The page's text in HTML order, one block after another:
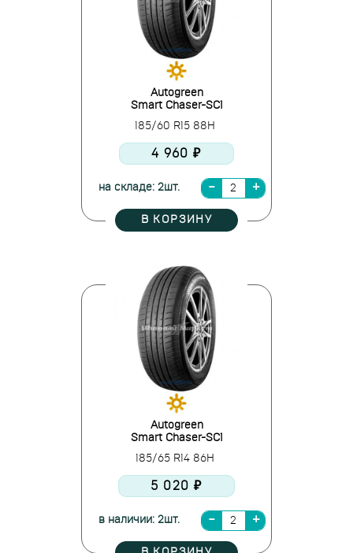
Autogreen
Smart Chaser-SC1
185/60 R15 88H
4 960 ₽
на складе: 2шт.
В КОРЗИНУ
Autogreen
Smart Chaser-SC1
185/65 R14 86H
5 020 ₽
в наличии: 2шт.